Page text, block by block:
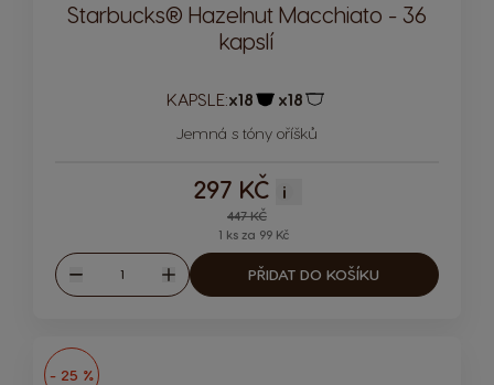
Starbucks® Hazelnut Macchiato - 36
kapslí
KAPSLE:x18 x18
Jemná s tóny oříšků
Regular Price
447 KČ
297 KČ i
1 ks za 99 Kč
Množství
Zvýšit
PŘIDAT DO KOŠÍKU
- 25 %